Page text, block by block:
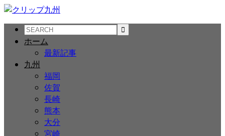
ホーム
最新記事
九州
福岡
佐賀
長崎
熊本
大分
宮崎